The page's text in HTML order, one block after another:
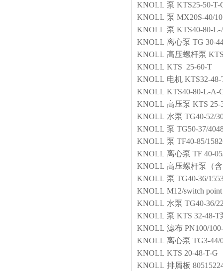
KNOLL 泵 KTS25-50-T-
KNOLL 泵 MX20S-40/10
KNOLL 泵 KTS40-80-
KNOLL 离心泵 TG 30-
KNOLL 高压螺杆泵
KNOLL KTS 25-60-T
KNOLL 电机 KTS32-48-
KNOLL KTS40-80-L-A-
KNOLL 高压泵 KTS 25-
KNOLL 水泵 TG40-52/
KNOLL 泵 TG50-37/
KNOLL 泵 TF40-85/
KNOLL 离心泵 TF 40-
KNOLL 高压螺杆泵（
KNOLL 泵 TG40-36/
KNOLL M12/switch
KNOLL 水泵 TG40-36/
KNOLL 泵 KTS 32-48-T
KNOLL 滤布 PN100/
KNOLL 离心泵 TG3-44/
KNOLL KTS 20-48-T-G
KNOLL 排屑板